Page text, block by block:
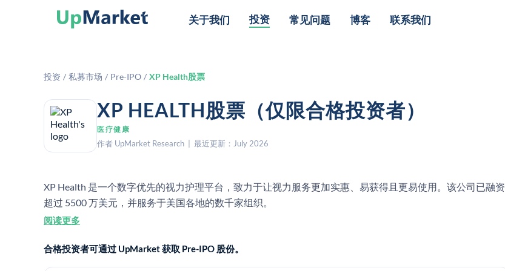
关于我们 投资 常见问题 博客 联系我们
投资 / 私募市场 / Pre-IPO / XP Health股票
XP HEALTH股票（仅限合格投资者）
医疗健康
作者 UpMarket Research | 最近更新：July 2026
XP Health 是一个数字优先的视力护理平台，致力于让视力服务更加实惠、易获得且更易使用。该公司已融资
超过 5500 万美元，并服务于美国各地的数千家组织。
阅读更多
合格投资者可通过 UpMarket 获取 Pre-IPO 股份。